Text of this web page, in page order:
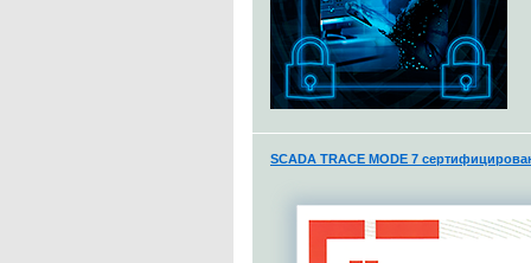
SCADA TRACE MODE 7